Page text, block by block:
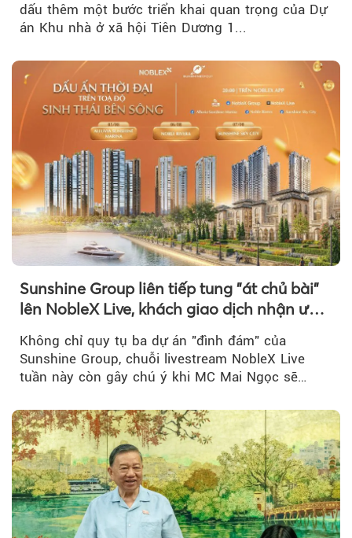
dấu thêm một bước triển khai quan trọng của Dự
án Khu nhà ở xã hội Tiên Dương 1...
Sunshine Group liên tiếp tung "át chủ bài"
lên NobleX Live, khách giao dịch nhận ưu
Không chỉ quy tụ ba dự án "đình đám" của
Sunshine Group, chuỗi livestream NobleX Live
tuần này còn gây chú ý khi MC Mai Ngọc sẽ